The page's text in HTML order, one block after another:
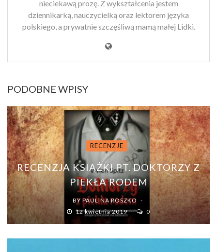
nieciekawą prozę. Z wykształcenia jestem
dziennikarką, nauczycielką oraz lektorem języka
polskiego, a prywatnie szczęśliwą mamą małej Lidki.
PODOBNE WPISY
RECENZJE
RECENZJA KSIĄŻKI PT. DOKTORZY Z
PIEKŁA RODEM
BYPAULINA ROSZKO
12 kwietnia 2019
0